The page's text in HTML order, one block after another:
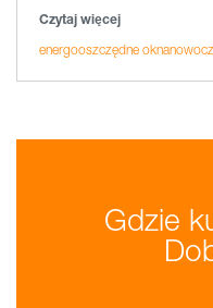
Czytaj więcej
energooszczędne okna
Gdzie